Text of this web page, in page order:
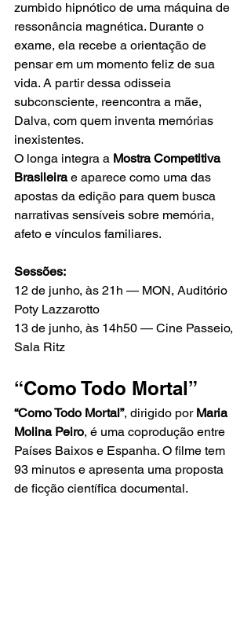
zumbido hipnótico de uma máquina de
ressonância magnética. Durante o
exame, ela recebe a orientação de
pensar em um momento feliz de sua
vida. A partir dessa odisseia
subconsciente, reencontra a mãe,
Dalva, com quem inventa memórias
inexistentes.
O longa integra a Mostra Competitiva
Brasileira e aparece como uma das
apostas da edição para quem busca
narrativas sensíveis sobre memória,
afeto e vínculos familiares.
Sessões:
12 de junho, às 21h — MON, Auditório
Poty Lazzarotto
13 de junho, às 14h50 — Cine Passeio,
Sala Ritz
“Como Todo Mortal”
“Como Todo Mortal”, dirigido por Maria
Molina Peiro, é uma coprodução entre
Países Baixos e Espanha. O filme tem
93 minutos e apresenta uma proposta
de ficção científica documental.